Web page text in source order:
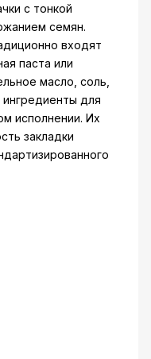
с тонкой
семян.
входят
паста или
масло, соль,
для
исполнении. Их
закладки